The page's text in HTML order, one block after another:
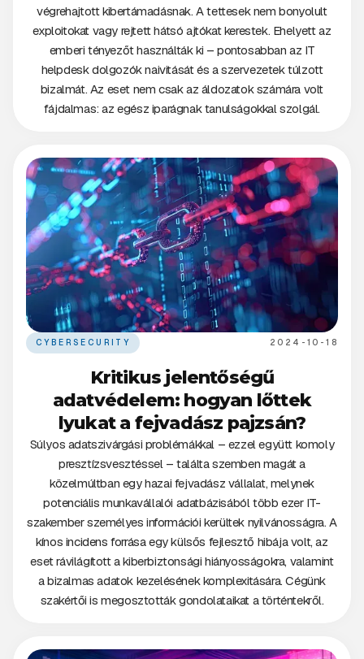
végrehajtott kibertámadásnak. A tettesek nem bonyolult
exploitokat vagy rejtett hátsó ajtókat kerestek. Ehelyett az
emberi tényezőt használták ki – pontosabban az IT
helpdesk dolgozók naivitását és a szervezetek túlzott
bizalmát. Az eset nem csak az áldozatok számára volt
fájdalmas: az egész iparágnak tanulságokkal szolgál.
CYBERSECURITY 2024-10-18
Kritikus jelentőségű
adatvédelem: hogyan lőttek
lyukat a fejvadász pajzsán?
Súlyos adatszivárgási problémákkal – ezzel együtt komoly
presztízsvesztéssel – találta szemben magát a
közelmúltban egy hazai fejvadász vállalat, melynek
potenciális munkavállalói adatbázisából több ezer IT-
szakember személyes információi kerültek nyilvánosságra. A
kínos incidens forrása egy külsős fejlesztő hibája volt, az
eset rávilágított a kiberbiztonsági hiányosságokra, valamint
a bizalmas adatok kezelésének komplexitására. Cégünk
szakértői is megosztották gondolataikat a történtekről.